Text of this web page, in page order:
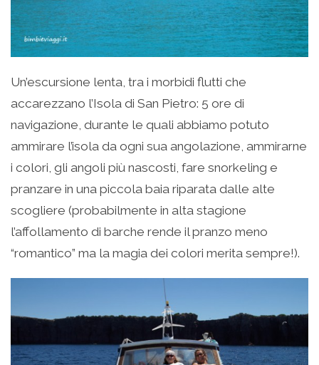
Un’escursione lenta, tra i morbidi flutti che
accarezzano l’Isola di San Pietro: 5 ore di
navigazione, durante le quali abbiamo potuto
ammirare l’isola da ogni sua angolazione, ammirarne
i colori, gli angoli più nascosti, fare snorkeling e
pranzare in una piccola baia riparata dalle alte
scogliere (probabilmente in alta stagione
l’affollamento di barche rende il pranzo meno
“romantico” ma la magia dei colori merita sempre!).